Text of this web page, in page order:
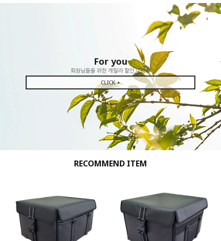
For you
회원님들을 위한 게릴라 할인 이벤트
CLICK +
RECOMMEND ITEM